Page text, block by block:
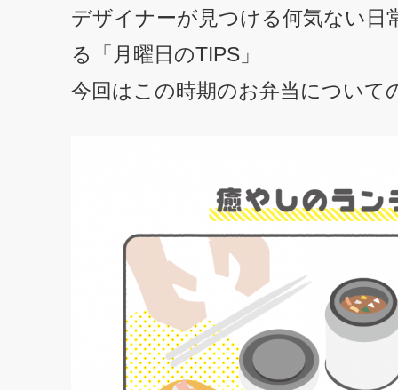
デザイナーが見つける何気ない日
る「月曜日のTIPS」
今回はこの時期のお弁当について